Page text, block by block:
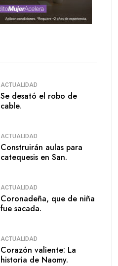
ACTUALIDAD
Se desató el robo de
cable.
ACTUALIDAD
Construirán aulas para
catequesis en San.
ACTUALIDAD
Coronadeña, que de niña
fue sacada.
ACTUALIDAD
Corazón valiente: La
historia de Naomy.